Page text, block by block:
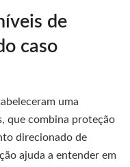
de
caso
uma
que combina proteção
direcionado de
ajuda a entender em